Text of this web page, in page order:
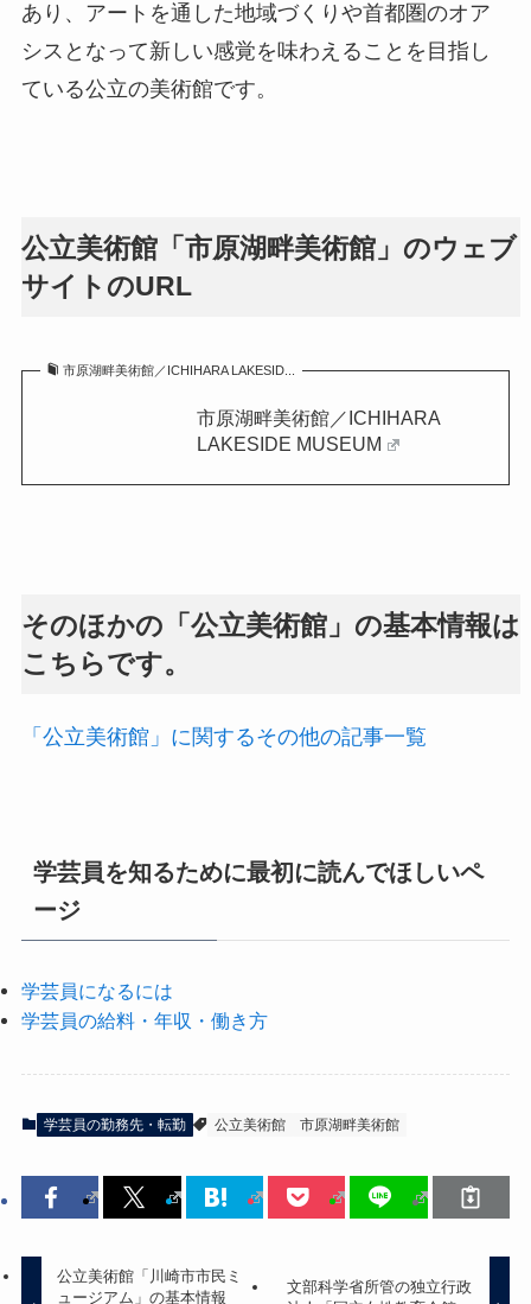
あり、アートを通した地域づくりや首都圏のオア
シスとなって新しい感覚を味わえることを目指し
ている公立の美術館です。
公立美術館「市原湖畔美術館」のウェブ
サイトのURL
市原湖畔美術館／ICHIHARA LAKESID...
市原湖畔美術館／ICHIHARA
LAKESIDE MUSEUM
そのほかの「公立美術館」の基本情報は
こちらです。
「公立美術館」に関するその他の記事一覧
学芸員を知るために最初に読んでほしいペ
ージ
学芸員になるには
学芸員の給料・年収・働き方
学芸員の勤務先・転勤 公立美術館 市原湖畔美術館
公立美術館「川崎市市民ミ
ュージアム」の基本情報
文部科学省所管の独立行政